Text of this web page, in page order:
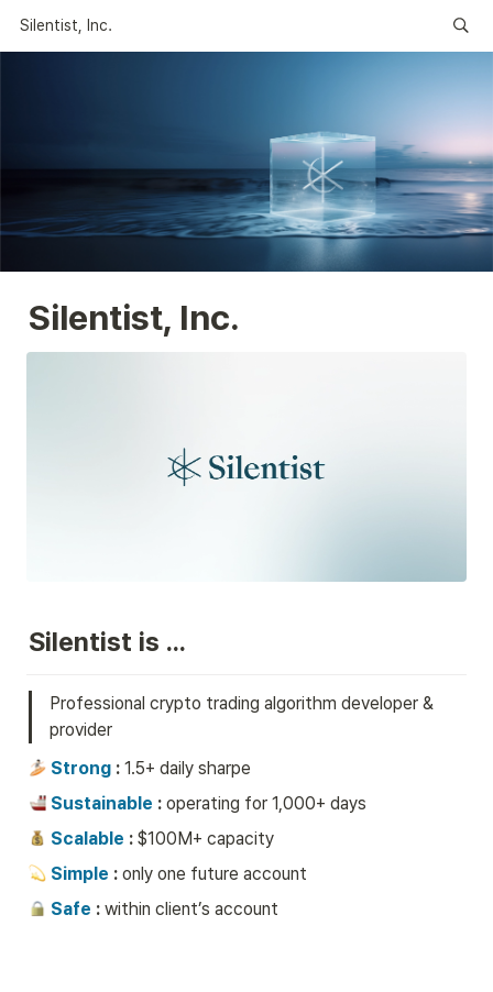
Silentist, Inc.
Silentist, Inc.
Silentist is …
Professional crypto trading algorithm developer &
provider
Strong : 1.5+ daily sharpe
Sustainable : operating for 1,000+ days
Scalable : $100M+ capacity
Simple : only one future account
Safe : within client’s account